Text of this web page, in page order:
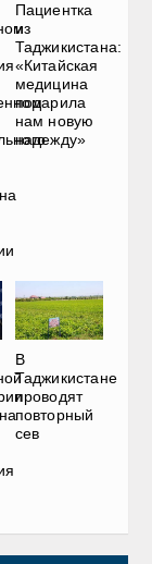
Пациентка
из
Таджикистана:
«Китайская
медицина
подарила
нам новую
надежду»
В
Таджикистане
проводят
повторный
сев